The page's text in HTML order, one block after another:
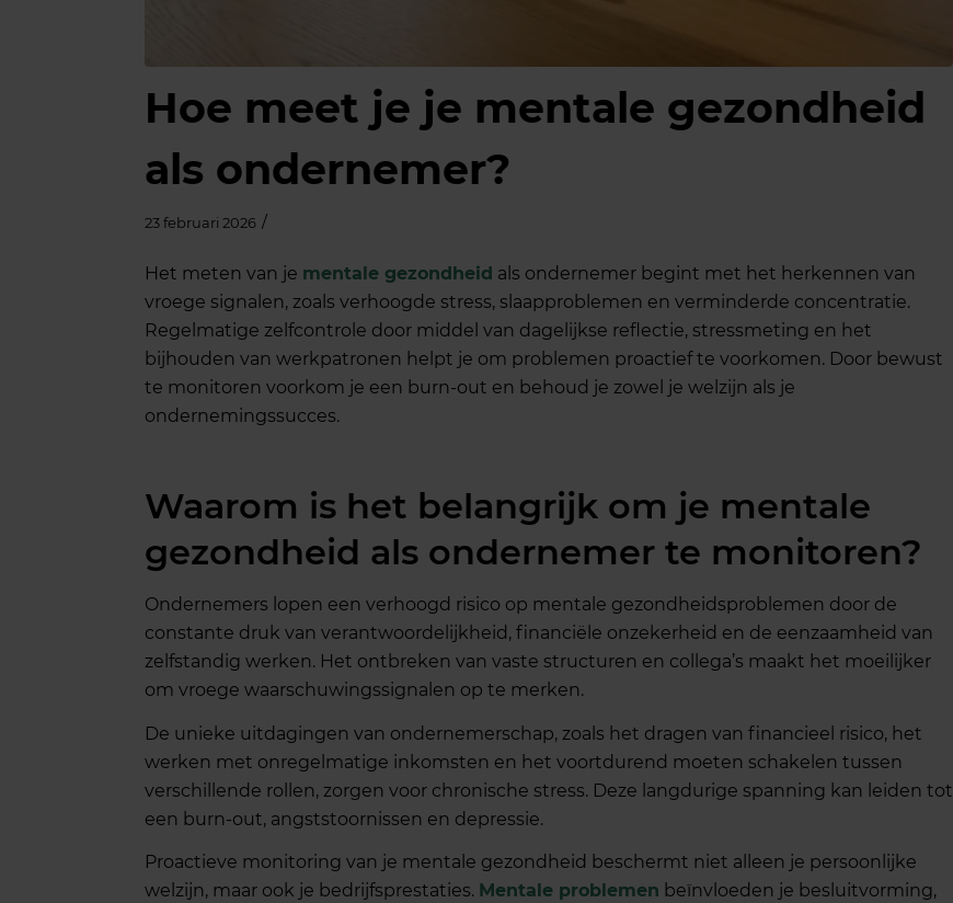
Hoe meet je je mentale gezondheid
als ondernemer?
23 februari 2026 /
Het meten van je mentale gezondheid als ondernemer begint met het herkennen van
vroege signalen, zoals verhoogde stress, slaapproblemen en verminderde concentratie.
Regelmatige zelfcontrole door middel van dagelijkse reflectie, stressmeting en het
bijhouden van werkpatronen helpt je om problemen proactief te voorkomen. Door bewust
te monitoren voorkom je een burn-out en behoud je zowel je welzijn als je
ondernemingssucces.
Waarom is het belangrijk om je mentale
gezondheid als ondernemer te monitoren?
Ondernemers lopen een verhoogd risico op mentale gezondheidsproblemen door de
constante druk van verantwoordelijkheid, financiële onzekerheid en de eenzaamheid van
zelfstandig werken. Het ontbreken van vaste structuren en collega’s maakt het moeilijker
om vroege waarschuwingssignalen op te merken.
De unieke uitdagingen van ondernemerschap, zoals het dragen van financieel risico, het
werken met onregelmatige inkomsten en het voortdurend moeten schakelen tussen
verschillende rollen, zorgen voor chronische stress. Deze langdurige spanning kan leiden tot
een burn-out, angststoornissen en depressie.
Proactieve monitoring van je mentale gezondheid beschermt niet alleen je persoonlijke
welzijn, maar ook je bedrijfsprestaties. Mentale problemen beïnvloeden je besluitvorming,